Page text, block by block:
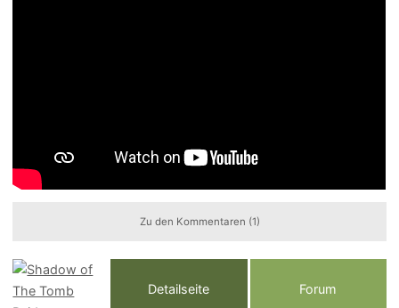
Zu den Kommentaren (1)
Detailseite Forum